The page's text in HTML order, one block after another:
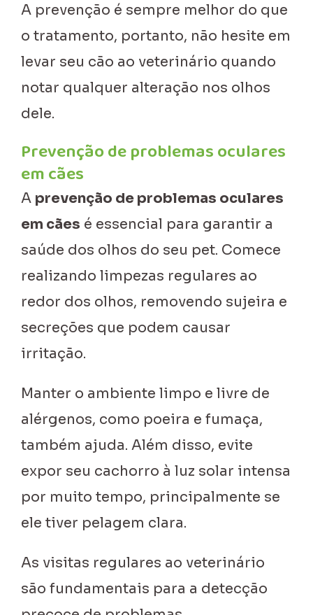
A prevenção é sempre melhor do que
o tratamento, portanto, não hesite em
levar seu cão ao veterinário quando
notar qualquer alteração nos olhos
dele.
Prevenção de problemas oculares
em cães
A prevenção de problemas oculares
em cães é essencial para garantir a
saúde dos olhos do seu pet. Comece
realizando limpezas regulares ao
redor dos olhos, removendo sujeira e
secreções que podem causar
irritação.
Manter o ambiente limpo e livre de
alérgenos, como poeira e fumaça,
também ajuda. Além disso, evite
expor seu cachorro à luz solar intensa
por muito tempo, principalmente se
ele tiver pelagem clara.
As visitas regulares ao veterinário
são fundamentais para a detecção